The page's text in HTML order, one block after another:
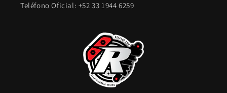
Teléfono Oficial: +52 33 1944 6259